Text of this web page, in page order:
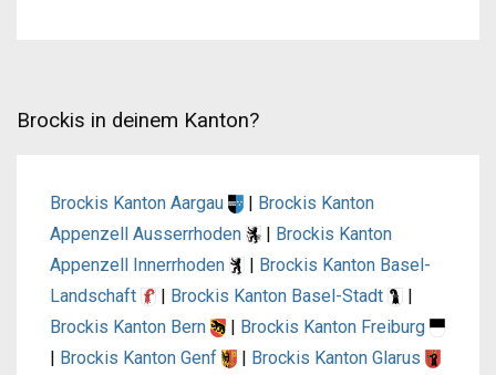
Brockis in deinem Kanton?
Brockis Kanton Aargau | Brockis Kanton
Appenzell Ausserrhoden
| Brockis Kanton
Appenzell Innerrhoden
| Brockis Kanton Basel-
Landschaft
| Brockis Kanton Basel-Stadt
|
Brockis Kanton Bern
| Brockis Kanton Freiburg
| Brockis Kanton Genf | Brockis Kanton Glarus